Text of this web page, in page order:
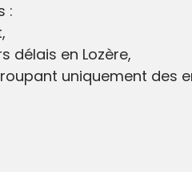
:
délais en Lozère,
uniquement des